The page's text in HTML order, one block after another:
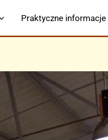
Praktyczne informacje